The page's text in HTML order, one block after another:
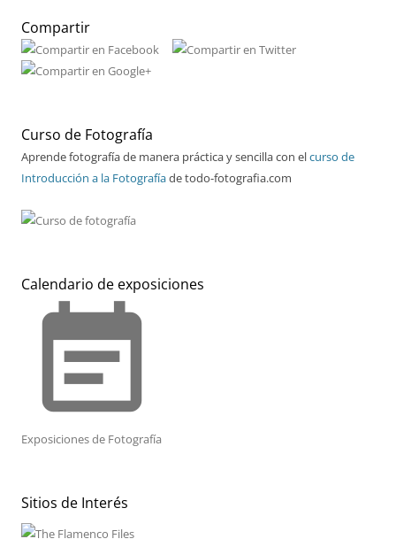
Compartir
Curso de Fotografía
Aprende fotografía de manera práctica y sencilla con elcurso de
Introducción a la Fotografíade todo-fotografia.com
Calendario de exposiciones
event_note
Exposiciones de Fotografía
Sitios de Interés